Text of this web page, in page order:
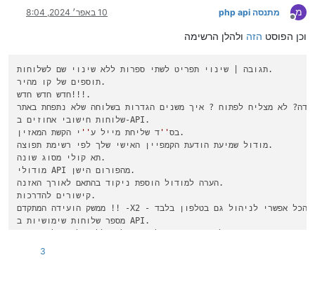
מ
מנותק
מתנסה php api 10 באפר׳ 2024, 8:04
וכן הפוסט הזה ולהלן הרשימה
תגובה | שינוי תפריט לשתי ספרות ללא שינוי שם לשלוחות.
תוספים של קו מהיר.
חדש חדש חדש!!!.
לא מצליח לפתוח ? איך משנים הגדרות בשלוחה שלא נתפחת באתר ?.
שלוחות חישובי אחוזים ב-API.
בס'' ד שליחת מייל ע'' י הקשת המאזין.
מודול שמיעת הודעת הקמפיין האישי שלך לפי רשימת תפוצה.
תא קולי מסוג שונה.
מודולי API מהפורום הישן.
הערה למודול הוספת ניקוד בהתאם לאורך האזנה.
קישורים להדרכות.
ממשק הועידה המתקדם !! -X2 - הגדרות במערכת הטלפונית - כן הכל אפשרי לניהול גם בטלפון בלבד.
מספר שלוחות שימושיות ב API.
מעבר לשלוחות שונות - לפי כמות מאזינים בשלוחה מסוימת.
3